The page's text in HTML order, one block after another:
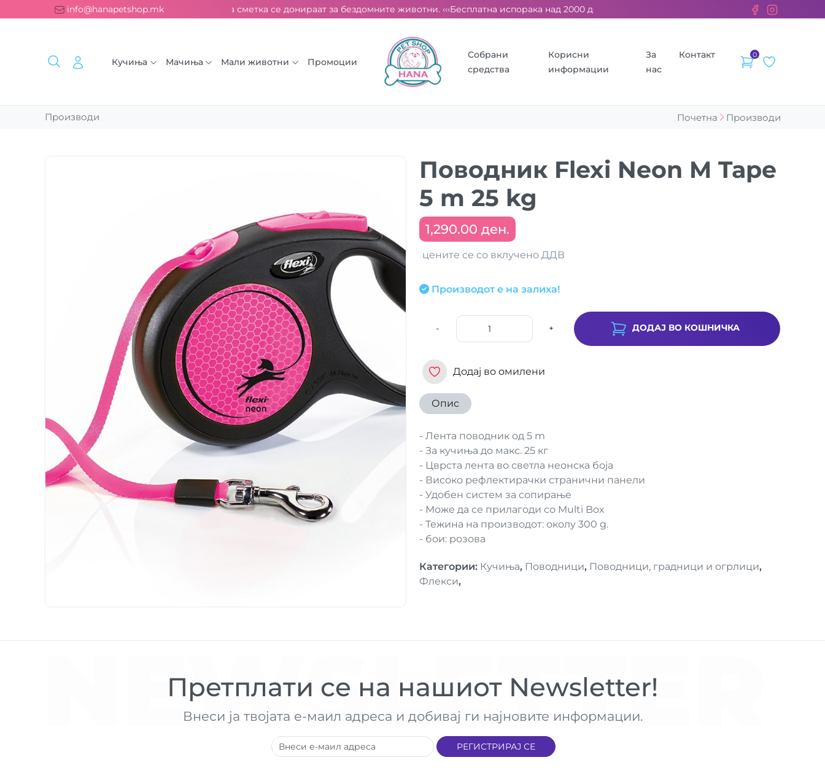
info@hanapetshop.mk
Бесплатна испорака над 2000 ден. ››› 2% од секоја сметка се донираат за бездомните животни. ‹‹‹ Бесплатна испорака над 2000 ден. ››› 2% од секоја сметка се донираат за
Кучиња Мачиња Мали животни Промоции
Собрани
средства
Корисни
информации
За
нас
Контакт 0
Производи Почетна Производи
Поводник Flexi Neon M Tape
5 m 25 kg
1,290.00 ден.
цените се со вклучено ДДВ
Производот е на залиха!
- + ДОДАЈ ВО КОШНИЧКА
Додај во омилени
Опис
- Лента поводник од 5 m
- За кучиња до макс. 25 кг
- Цврста лента во светла неонска боја
- Високо рефлектирачки странични панели
- Удобен систем за сопирање
- Може да се прилагоди со Multi Box
- Тежина на производот: околу 300 g.
- бои: розова
Категории: Кучиња, Поводници, Поводници, градници и огрлици,
Флекси,
NEWSLETTER
Претплати се на нашиот Newsletter!
Внеси ја твојата е-маил адреса и добивај ги најновите информации.
РЕГИСТРИРАЈ СЕ